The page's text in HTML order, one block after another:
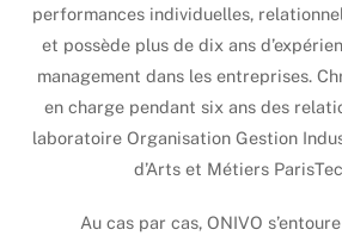
performances individuelles,
et possède plus de dix ans
management dans les entreprises.
en charge pendant six ans des
laboratoire Organisation Gestion
d’Arts et Métiers
Au cas par cas, ONIVO